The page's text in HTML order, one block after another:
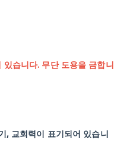
습니다. 무단 도용을 금합니
, 교회력이 표기되어 있습니